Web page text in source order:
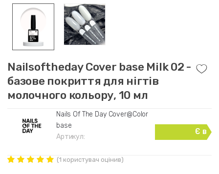
Nailsoftheday Cover base Milk 02 -
базове покриття для нігтів
молочного кольору, 10 мл
Nails Of The Day Cover@Color
base
Артикул:
Є в
(1 користувач оцінив)